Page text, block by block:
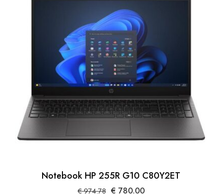
Notebook HP 255R G10 C80Y2ET
€974.78 Il
€ 780.00Il